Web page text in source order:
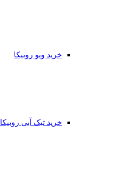
خرید ویو روبیکا
خرید تیک آبی روبیکا